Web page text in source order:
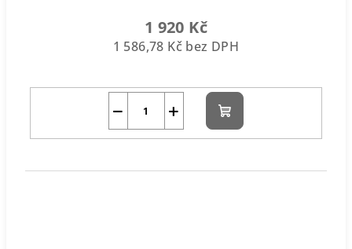
1 920 Kč
1 586,78 Kč bez DPH
+
− Do
košíku